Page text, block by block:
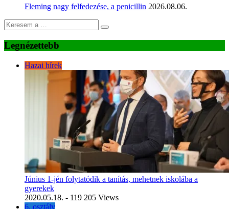
Fleming nagy felfedezése, a penicillin 2026.08.06.
Legnézettebb
Hazai hírek
Június 1-jén folytatódik a tanítás, mehetnek iskolába a
gyerekek
2020.05.18. - 119 205 Views
6. osztály